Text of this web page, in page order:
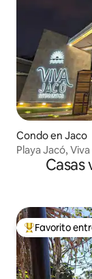
Condo en Jaco
Playa Jacó,
3 piscinas,Casas
Favorito entre
Favorito